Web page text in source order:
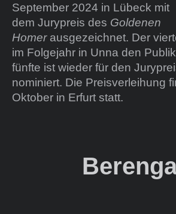
September 2024 in Lübeck mit
dem Jurypreis des Goldenen
Homerausgezeichnet. Der
im Folgejahr in Unna den
fünfte ist wieder für den
nominiert. Die Preisverleihung
Oktober in Erfurt statt.